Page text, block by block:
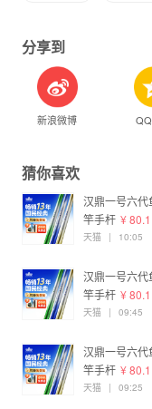
分享到
新浪微博
猜你喜欢
汉鼎一号六
竿手杆 ¥
天猫 | 10:05
汉鼎一号六
竿手杆 ¥
天猫 | 09:45
汉鼎一号六
竿手杆 ¥
天猫 | 09:25